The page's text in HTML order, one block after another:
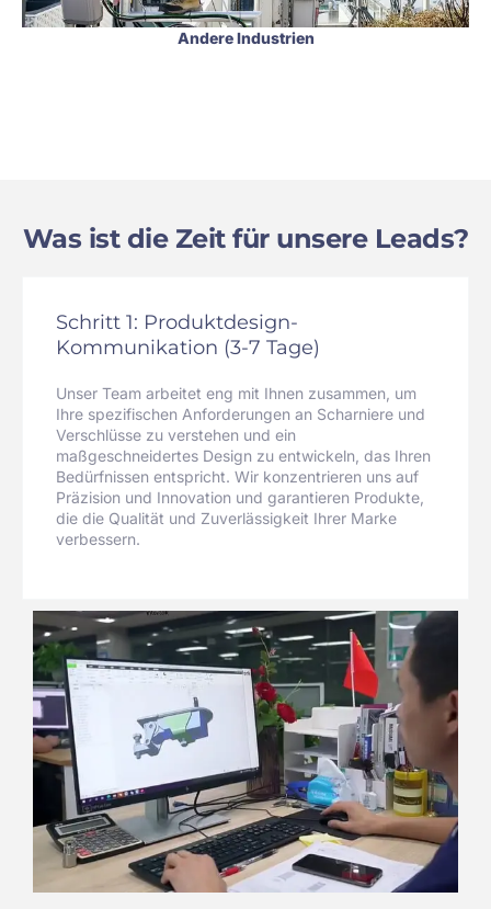
Andere Industrien
Was ist die Zeit für unsere Leads?
Schritt 1: Produktdesign-
Kommunikation (3-7 Tage)
Unser Team arbeitet eng mit Ihnen zusammen, um
Ihre spezifischen Anforderungen an Scharniere und
Verschlüsse zu verstehen und ein
maßgeschneidertes Design zu entwickeln, das Ihren
Bedürfnissen entspricht. Wir konzentrieren uns auf
Präzision und Innovation und garantieren Produkte,
die die Qualität und Zuverlässigkeit Ihrer Marke
verbessern.